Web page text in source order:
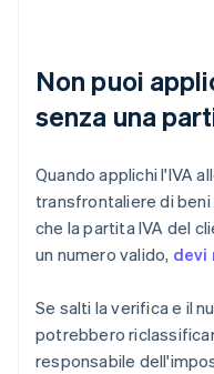
Non puoi
senza una
Quando applichi l'IVA
transfrontaliere di beni
che la partita IVA del
un numero valido, devi
Se salti la verifica e il
potrebbero
responsabile